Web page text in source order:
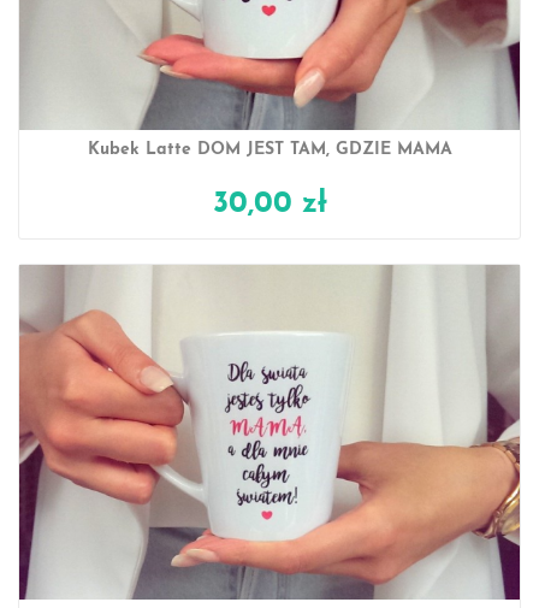
Kubek Latte DOM JEST TAM, GDZIE MAMA
30,00 zł